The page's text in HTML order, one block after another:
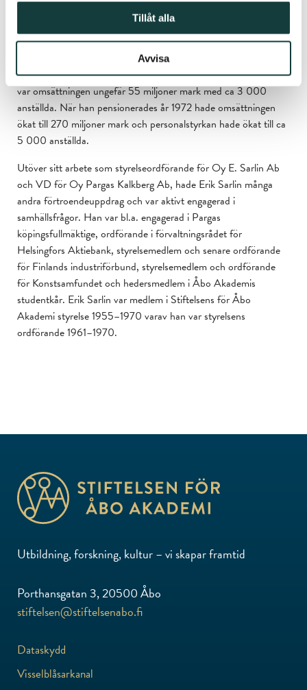
Tillåt alla
Avvisa
Erik Sarlin ledde sitt företag E. Sarlin Ab framgångsrikt till år
1946, då han istället blev vice vd vid Pargas Kalkberg. Under
Erik Sarlins ledning fortsatte Pargas Kalkberg att växa och
bolaget blev ett av landets största inom byggnadsmaterial med
flera bergullsfabriker. När Erik Sarlin tillträdde som VD år 1955
var omsättningen ungefär 55 miljoner mark med ca 3 000
anställda. När han pensionerades år 1972 hade omsättningen
ökat till 270 miljoner mark och personalstyrkan hade ökat till ca
5 000 anställda.
Utöver sitt arbete som styrelseordförande för Oy E. Sarlin Ab
och VD för Oy Pargas Kalkberg Ab, hade Erik Sarlin många
andra förtroendeuppdrag och var aktivt engagerad i
samhällsfrågor. Han var bl.a. engagerad i Pargas
köpingsfullmäktige, ordförande i förvaltningsrådet för
Helsingfors Aktiebank, styrelsemedlem och senare ordförande
för Finlands industriförbund, styrelsemedlem och ordförande
för Konstsamfundet och hedersmedlem i Åbo Akademis
studentkår. Erik Sarlin var medlem i Stiftelsens för Åbo
Akademi styrelse 1955–1970 varav han var styrelsens
ordförande 1961–1970.
Utbildning, forskning, kultur – vi skapar framtid
Porthansgatan 3, 20500 Åbo
stiftelsen@stiftelsenabo.fi
Dataskydd
Visselblåsarkanal